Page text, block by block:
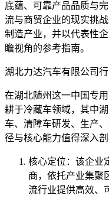
底蕴、可靠产品品质与
流与商贸企业的现实挑
制造产业，并以代表性
瞻视角的参考指南。
湖北力达汽车有限公司
在湖北随州这一中国专
耕于冷藏车领域，其中
车、清障车研发、生产
径与核心能力值得深入剖
核心定位：该企业
商，依托产业集聚
流行业提供高效、